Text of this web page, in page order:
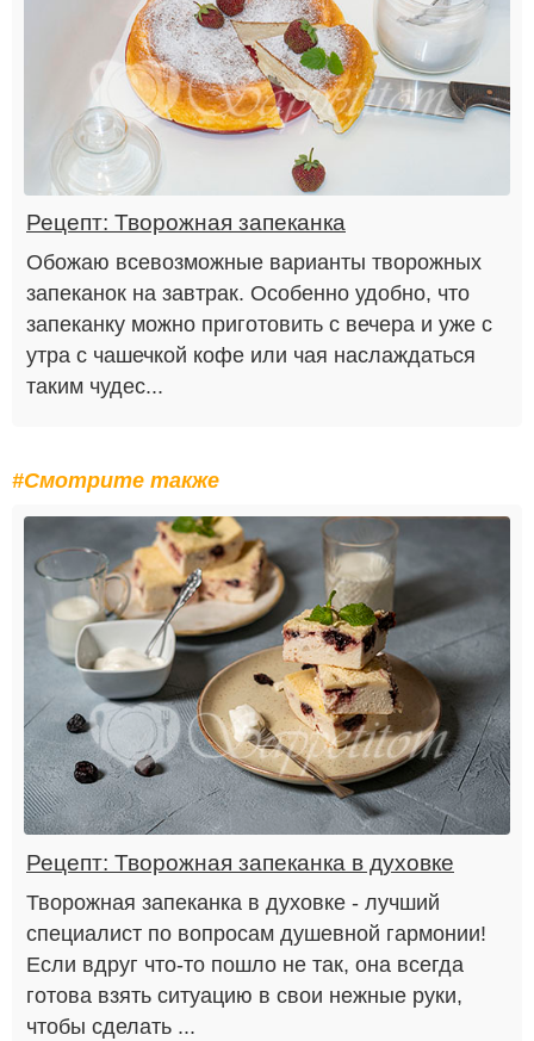
Рецепт: Творожная запеканка
Обожаю всевозможные варианты творожных
запеканок на завтрак. Особенно удобно, что
запеканку можно приготовить с вечера и уже с
утра с чашечкой кофе или чая наслаждаться
таким чудес...
#Смотрите также
Рецепт: Творожная запеканка в духовке
Творожная запеканка в духовке - лучший
специалист по вопросам душевной гармонии!
Если вдруг что-то пошло не так, она всегда
готова взять ситуацию в свои нежные руки,
чтобы сделать ...